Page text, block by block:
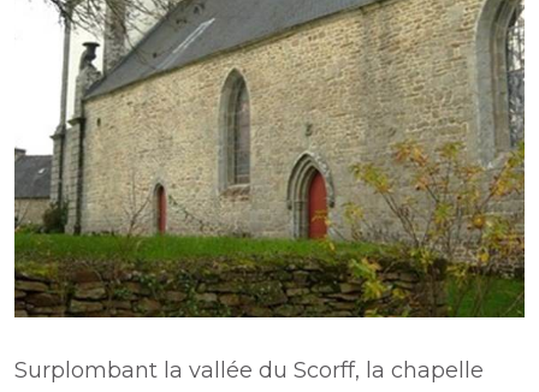
Surplombant la vallée du Scorff, la chapelle